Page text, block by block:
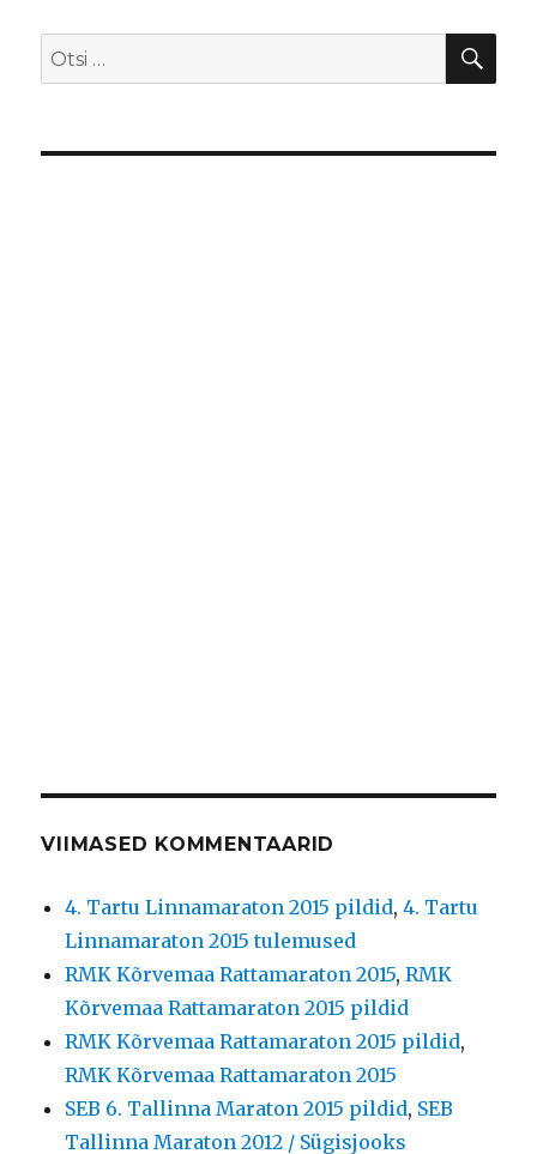
Otsi:
VIIMASED KOMMENTAARID
4. Tartu Linnamaraton 2015 pildid,4. Tartu
Linnamaraton 2015 tulemused
RMK Kõrvemaa Rattamaraton 2015,RMK
Kõrvemaa Rattamaraton 2015 pildid
RMK Kõrvemaa Rattamaraton 2015 pildid,
RMK Kõrvemaa Rattamaraton 2015
SEB 6. Tallinna Maraton 2015 pildid, SEB
Tallinna Maraton 2012 / Sügisjooks